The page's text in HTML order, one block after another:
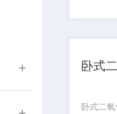
2019）
卧式
卧式二